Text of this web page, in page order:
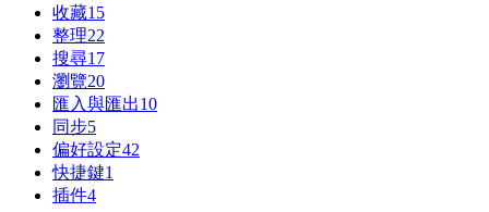
收藏15
整理22
搜尋17
瀏覽20
匯入與匯出10
同步5
偏好設定42
快捷鍵1
插件4